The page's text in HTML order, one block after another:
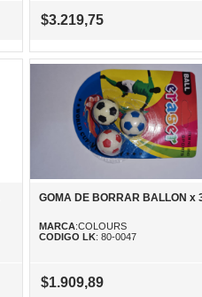
$3.219,75
GOMA DE BORRAR BALLON x
MARCA:COLOURS
CODIGO LK: 80-0047
$1.909,89